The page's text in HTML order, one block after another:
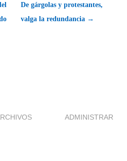
De gárgolas y protestantes,
valga la redundancia →
ADMINISTRAR